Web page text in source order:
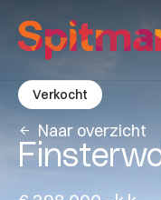
Naar overzicht
Verkocht